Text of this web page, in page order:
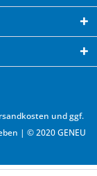
und ggf.
| © 2020 GENEU